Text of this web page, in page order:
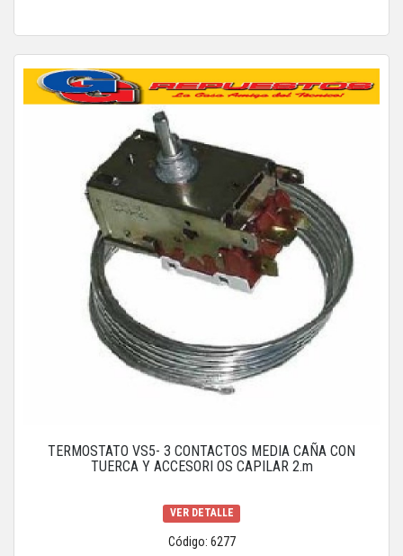
TERMOSTATO VS5- 3 CONTACTOS MEDIA CAÑA CON
TUERCA Y ACCESORI OS CAPILAR 2.m
VER DETALLE
Código: 6277